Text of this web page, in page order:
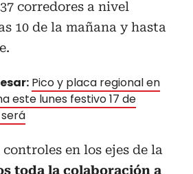
corredores a nivel
10 de la mañana y hasta
Pico y placa regional en
este lunes festivo 17 de
controles en los ejes de la
toda la colaboración a